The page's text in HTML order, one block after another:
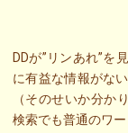
DDが”リンあれ”を
に有益な情報がな
（そのせいか分か
検索でも普通のワ